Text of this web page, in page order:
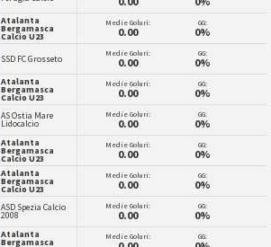
Atalanta
Bergamasca
Calcio U23
Medie Goluri:
0.00
GG:
0%
SSD FC Grosseto Medie Goluri:
0.00
GG:
0%
Atalanta
Bergamasca
Calcio U23
Medie Goluri:
0.00
GG:
0%
AS Ostia Mare
Lidocalcio
Medie Goluri:
0.00
GG:
0%
Atalanta
Bergamasca
Calcio U23
Medie Goluri:
0.00
GG:
0%
Atalanta
Bergamasca
Calcio U23
Medie Goluri:
0.00
GG:
0%
ASD Spezia Calcio
2008
Medie Goluri:
0.00
GG:
0%
Atalanta
Bergamasca Medie Goluri: GG: